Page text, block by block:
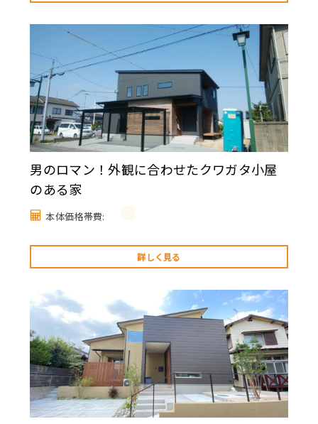
男のロマン！外観に合わせたクワガタ小屋
のある家
本体価格帯費:
詳しく見る